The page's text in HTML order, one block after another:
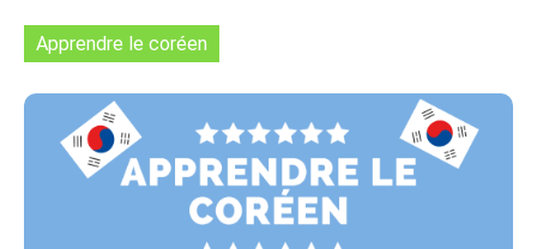
Apprendre le coréen